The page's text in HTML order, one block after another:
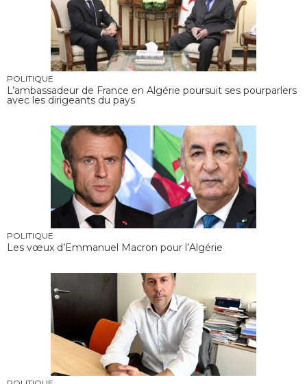
POLITIQUE
L’ambassadeur de France en Algérie poursuit ses pourparlers
avec les dirigeants du pays
POLITIQUE
Les vœux d’Emmanuel Macron pour l’Algérie